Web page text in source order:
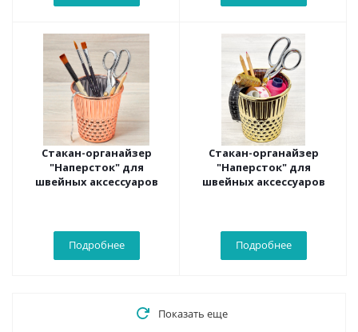
Стакан-органайзер
"Наперсток" для
швейных аксессуаров
Подробнее
Стакан-органайзер
"Наперсток" для
швейных аксессуаров
Подробнее
Показать еще